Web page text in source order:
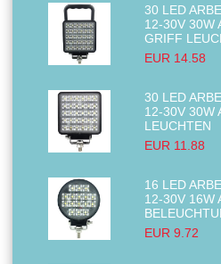
30 LED
12-30V 30W
GRIFF
EUR 14.58
30 LED
12-30V 30W
LEUCHTEN
EUR 11.88
16 LED
12-30V 16W
EUR 9.72